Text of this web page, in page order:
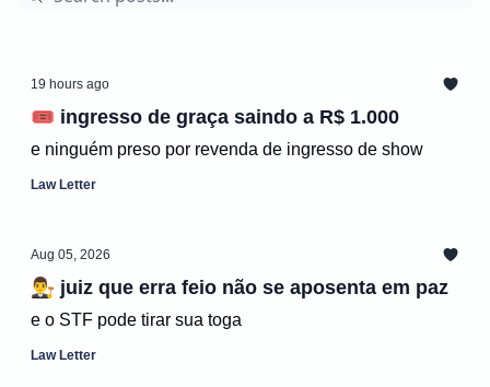
19 hours ago
🎟️ ingresso de graça saindo a R$ 1.000
e ninguém preso por revenda de ingresso de show
Law Letter
Aug 05, 2026
👨‍⚖️ juiz que erra feio não se aposenta em paz
e o STF pode tirar sua toga
Law Letter